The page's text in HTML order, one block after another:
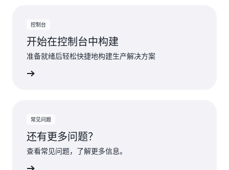
控制台
开始在控制台中构建
准备就绪后轻松快捷地构建生产解决方案
常见问题
还有更多问题？
查看常见问题，了解更多信息。